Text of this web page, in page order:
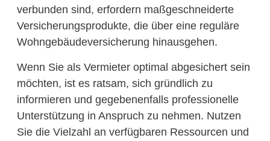
verbunden sind, erfordern maßgeschneiderte
Versicherungsprodukte, die über eine reguläre
Wohngebäudeversicherung hinausgehen.
Wenn Sie als Vermieter optimal abgesichert sein
möchten, ist es ratsam, sich gründlich zu
informieren und gegebenenfalls professionelle
Unterstützung in Anspruch zu nehmen. Nutzen
Sie die Vielzahl an verfügbaren Ressourcen und